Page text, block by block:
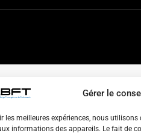
Gérer le
les meilleures expériences, nous
informations des appareils. Le fait de